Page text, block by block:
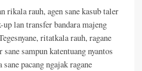
rikala rauh, agen sane kasub taler
lan transfer bandara majeng
ritatkala rauh, ragane
sane sampun katentuang nyantos
pacang ngajak ragane